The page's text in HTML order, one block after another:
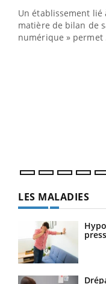
Un établissement
matière de bilan de
numérique » permet
LES MALADIES